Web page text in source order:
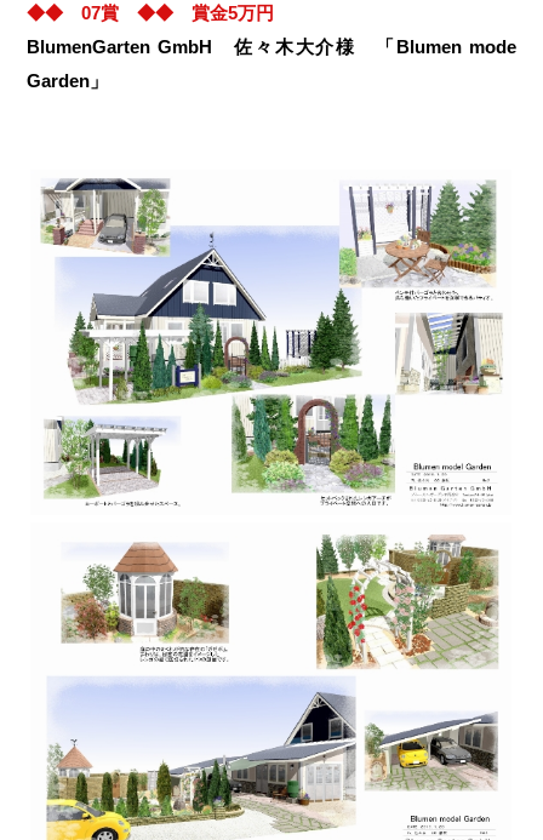
◆◆ 07賞 ◆◆ 賞金5万円
BlumenGarten GmbH 佐々木大介様 「Blumen mode
Garden」